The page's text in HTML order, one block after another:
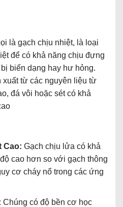
là gạch chịu nhiệt, là loại
để có khả năng chịu đựng
biến dạng hay hư hỏng.
từ các nguyên liệu từ
đá vôi hoặc sétcó khả
Cao: Gạch chịu lửa có khả
cao hơn so với gạch thông
cơ cháy nổ trong các ứng
Chúng có độ bền cơ học